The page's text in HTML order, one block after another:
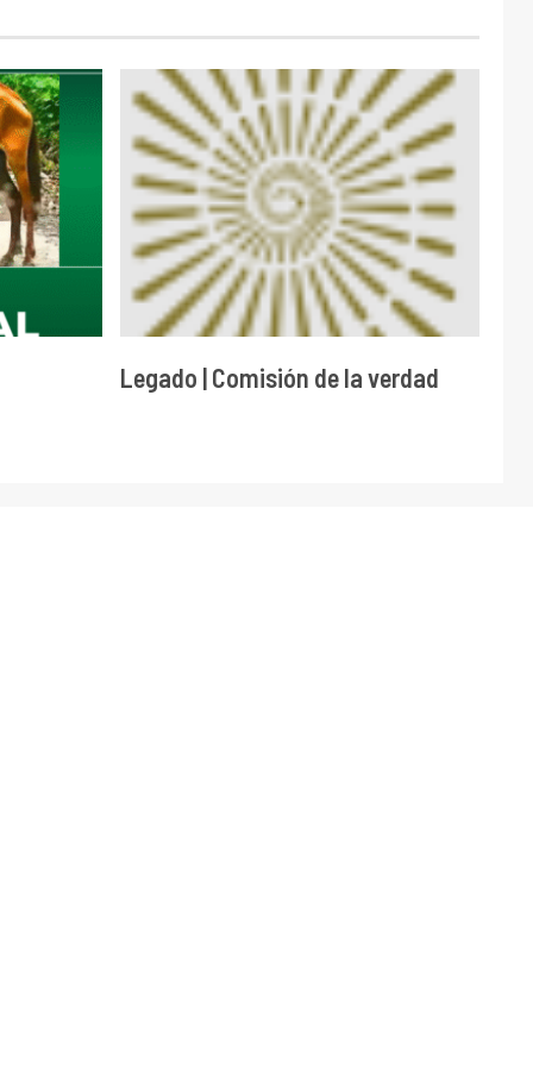
Legado | Comisión de la verdad